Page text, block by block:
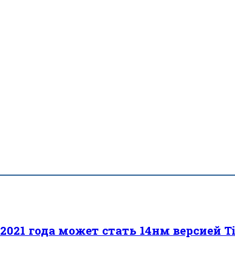
года может стать 14нм версией